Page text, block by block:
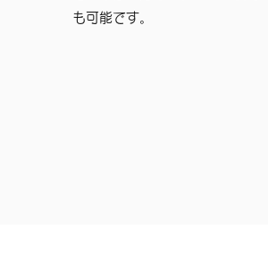
も可能です。